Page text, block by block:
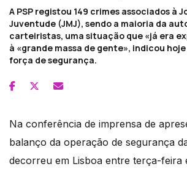
A PSP registou 149 crimes associados à
Juventude (JMJ), sendo a maioria da
carteiristas, uma situação que «já era
à «grande massa de gente», indicou
força de segurança.
Na conferência de imprensa de
balanço da operação de segurança
decorreu em Lisboa entre terça-feira